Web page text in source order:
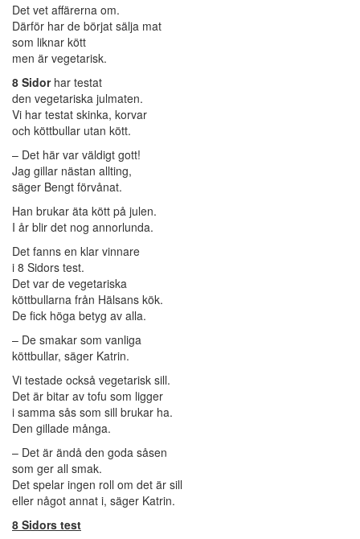
Det vet affärerna om.
Därför har de börjat sälja mat
som liknar kött
men är vegetarisk.
8 Sidorhar testat
den vegetariska julmaten.
Vi har testat skinka, korvar
och köttbullar utan kött.
– Det här var väldigt gott!
Jag gillar nästan allting,
säger Bengt förvånat.
Han brukar äta kött på julen.
I år blir det nog annorlunda.
Det fanns en klar vinnare
i 8 Sidors test.
Det var de vegetariska
köttbullarna från Hälsans kök.
De fick höga betyg av alla.
– De smakar som vanliga
köttbullar, säger Katrin.
Vi testade också vegetarisk sill.
Det är bitar av tofu som ligger
i samma sås som sill brukar ha.
Den gillade många.
– Det är ändå den goda såsen
som ger all smak.
Det spelar ingen roll om det är sill
eller något annat i, säger Katrin.
8 Sidors test